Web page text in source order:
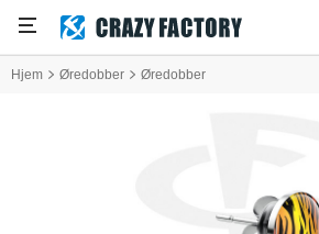
Hjem Øredobber Øredobber